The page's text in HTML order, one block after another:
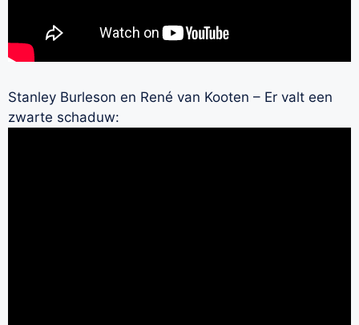
Stanley Burleson en René van Kooten – Er valt een
zwarte schaduw: